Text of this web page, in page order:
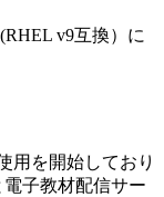
v9互換）に
用を開始しており
電子教材配信サー